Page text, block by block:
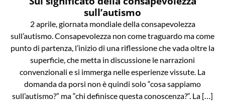
sull’autismo
2 aprile, giornata mondiale della consapevolezza
sull’autismo. Consapevolezza non come traguardo ma come
punto di partenza, l’inizio di una riflessione che vada oltre la
superficie, che metta in discussione le narrazioni
convenzionali e si immerga nelle esperienze vissute. La
domanda da porsi non è quindi solo “cosa sappiamo
sull’autismo?” ma “chi definisce questa conoscenza?“. La […]